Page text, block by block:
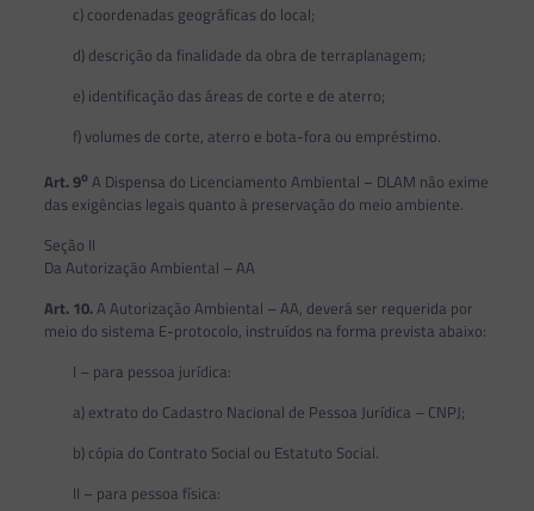
c) coordenadas geográficas do local;
d) descrição da finalidade da obra de terraplanagem;
e) identificação das áreas de corte e de aterro;
f) volumes de corte, aterro e bota-fora ou empréstimo.
Art. 9o A Dispensa do Licenciamento Ambiental – DLAM não exime
das exigências legais quanto à preservação do meio ambiente.
Seção II
Da Autorização Ambiental – AA
Art. 10.A Autorização Ambiental – AA, deverá ser requerida por
meio do sistema E-protocolo, instruídos na forma prevista abaixo:
I – para pessoa jurídica:
a) extrato do Cadastro Nacional de Pessoa Jurídica – CNPJ;
b) cópia do Contrato Social ou Estatuto Social.
II – para pessoa física: